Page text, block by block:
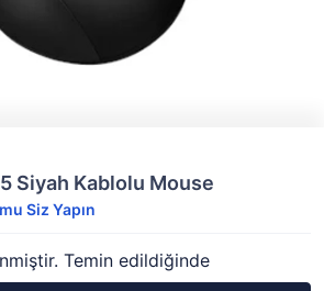
Siyah Kablolu Mouse
Siz Yapın
Temin edildiğinde